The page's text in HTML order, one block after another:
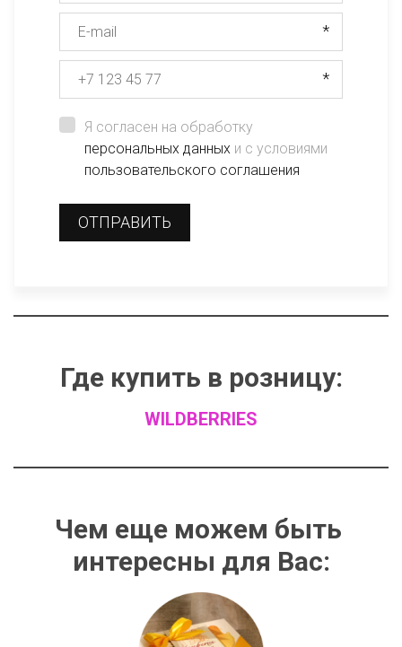
*
*
Я согласен на обработку
персональных данных и с условиями
пользовательского соглашения
ОТПРАВИТЬ
Где купить в розницу:
WILDBERRIES
Чем еще можем быть
интересны для Вас: